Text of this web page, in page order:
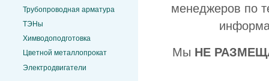
Трубопроводная арматура
ТЭНы
Химводоподготовка
Цветной металлопрокат
Электродвигатели
менеджеров по
Мы НЕ